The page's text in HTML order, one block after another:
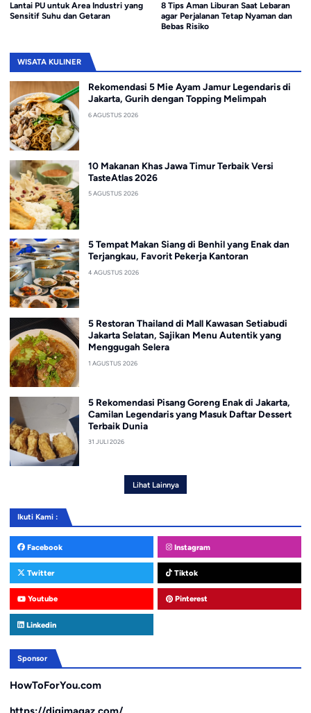
Lantai PU untuk Area Industri yang
Sensitif Suhu dan Getaran
8 Tips Aman Liburan Saat Lebaran
agar Perjalanan Tetap Nyaman dan
Bebas Risiko
WISATA KULINER
Rekomendasi 5 Mie Ayam Jamur Legendaris di
Jakarta, Gurih dengan Topping Melimpah
6 AGUSTUS 2026
10 Makanan Khas Jawa Timur Terbaik Versi
TasteAtlas 2026
5 AGUSTUS 2026
5 Tempat Makan Siang di Benhil yang Enak dan
Terjangkau, Favorit Pekerja Kantoran
4 AGUSTUS 2026
5 Restoran Thailand di Mall Kawasan Setiabudi
Jakarta Selatan, Sajikan Menu Autentik yang
Menggugah Selera
1 AGUSTUS 2026
5 Rekomendasi Pisang Goreng Enak di Jakarta,
Camilan Legendaris yang Masuk Daftar Dessert
Terbaik Dunia
31 JULI 2026
Lihat Lainnya
Ikuti Kami :
Facebook Instagram
Twitter Tiktok
Youtube Pinterest
Linkedin
Sponsor
HowToForYou.com